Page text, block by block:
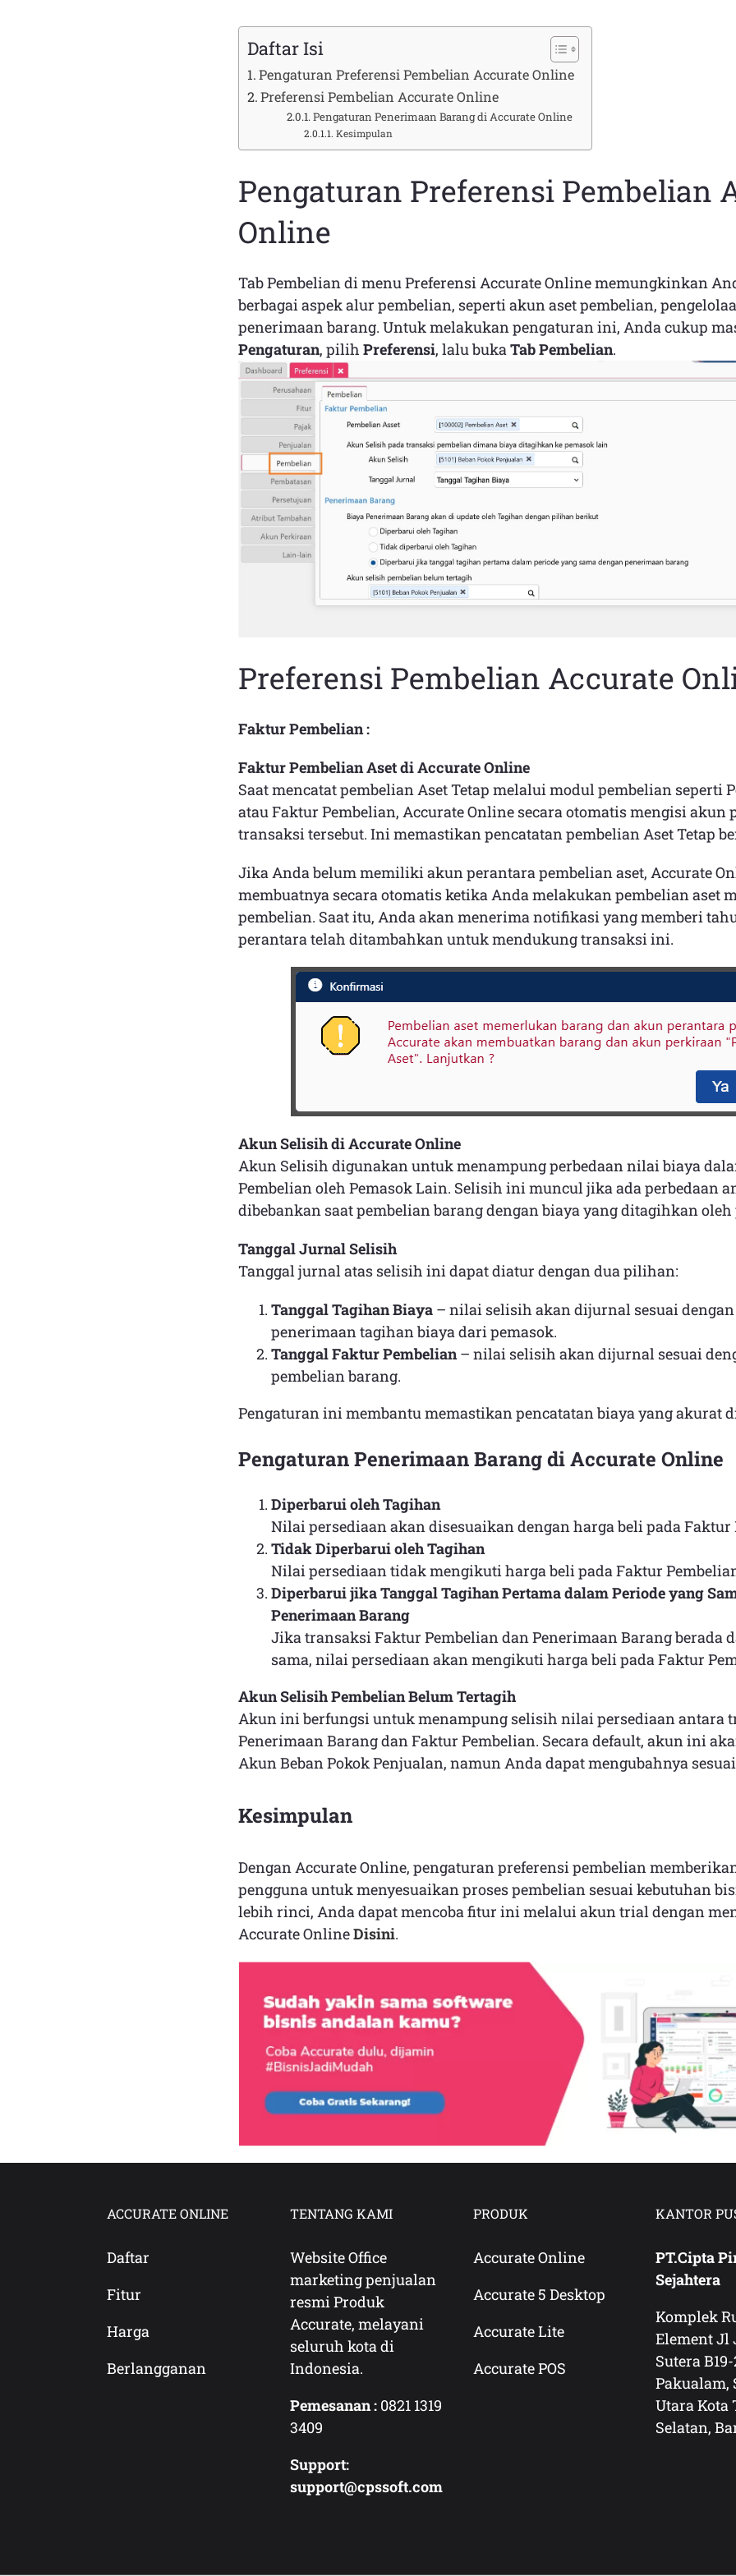
Daftar Isi
Pengaturan Preferensi Pembelian Accurate Online
Preferensi Pembelian Accurate Online
Pengaturan Penerimaan Barang di Accurate Online
Kesimpulan
Pengaturan Preferensi Pembelian
Online
Tab Pembelian di menu Preferensi Accurate Online memungkinkan
berbagai aspek alur pembelian, seperti akun aset pembelian,
penerimaan barang. Untuk melakukan pengaturan ini, Anda cukup
Pengaturan, pilih Preferensi, lalu bukaTab Pembelian.
Preferensi Pembelian Accurate
Faktur Pembelian :
Faktur Pembelian Aset di Accurate Online
Saat mencatat pembelian Aset Tetap melalui modul pembelian seperti
atau Faktur Pembelian, Accurate Online secara otomatis mengisi akun
transaksi tersebut. Ini memastikan pencatatan pembelian Aset Tetap
Jika Anda belum memiliki akun perantara pembelian aset, Accurate
membuatnya secara otomatis ketika Anda melakukan pembelian aset
pembelian. Saat itu, Anda akan menerima notifikasi yang memberi
perantara telah ditambahkan untuk mendukung transaksi ini.
Akun Selisih di Accurate Online
Akun Selisih digunakan untuk menampung perbedaan nilai biaya
Pembelian oleh Pemasok Lain. Selisih ini muncul jika ada perbedaan
dibebankan saat pembelian barang dengan biaya yang ditagihkan oleh
Tanggal Jurnal Selisih
Tanggal jurnal atas selisih ini dapat diatur dengan dua pilihan:
Tanggal Tagihan Biaya– nilai selisih akan dijurnal sesuai
penerimaan tagihan biaya dari pemasok.
Tanggal Faktur Pembelian– nilai selisih akan dijurnal sesuai
pembelian barang.
Pengaturan ini membantu memastikan pencatatan biaya yang akurat
Pengaturan Penerimaan Barang di Accurate Online
Diperbarui oleh Tagihan
Nilai persediaan akan disesuaikan dengan harga beli pada Faktur
Tidak Diperbarui oleh Tagihan
Nilai persediaan tidak mengikuti harga beli pada Faktur
Diperbarui jika Tanggal Tagihan Pertama dalam Periode yang
Penerimaan Barang
Jika transaksi Faktur Pembelian dan Penerimaan Barang berada
sama, nilai persediaan akan mengikuti harga beli pada Faktur
Akun Selisih Pembelian Belum Tertagih
Akun ini berfungsi untuk menampung selisih nilai persediaan antara
Penerimaan Barang dan Faktur Pembelian. Secara default, akun ini
Akun Beban Pokok Penjualan, namun Anda dapat mengubahnya
Kesimpulan
Dengan Accurate Online, pengaturan preferensi pembelian
pengguna untuk menyesuaikan proses pembelian sesuai kebutuhan
lebih rinci, Anda dapat mencoba fitur ini melalui akun trial dengan
Accurate OnlineDisini.
ACCURATE ONLINE
Daftar
Fitur
Harga
Berlangganan
TENTANG KAMI
Website Office
marketing penjualan
resmi Produk
Accurate, melayani
seluruh kota di
Indonesia.
Pemesanan : 0821 1319
3409
Support:
support@cpssoft.com
PRODUK
Accurate Online
Accurate 5 Desktop
Accurate Lite
Accurate POS
KANTOR
PT.Cipta
Sejahtera
Komplek
Element Jl
Sutera
Pakualam,
Utara Kota
Selatan,